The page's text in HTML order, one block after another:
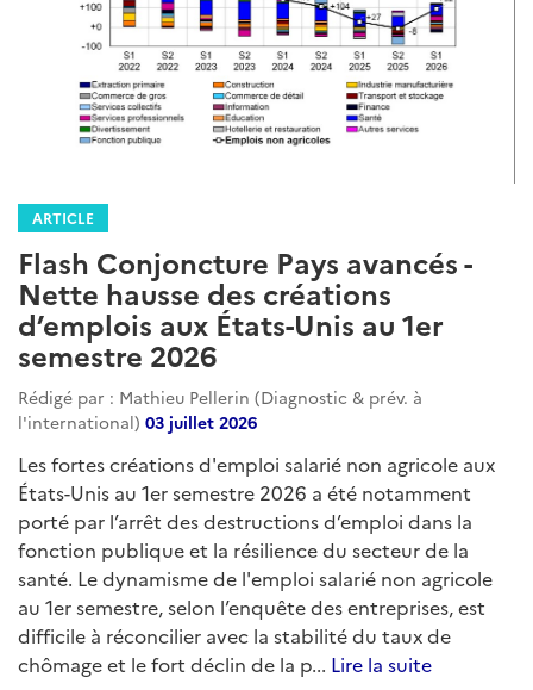
ARTICLE
Flash Conjoncture Pays avancés -
Nette hausse des créations
d’emplois aux États-Unis au 1er
semestre 2026
Rédigé par : Mathieu Pellerin (Diagnostic & prév. à
l'international) 03 juillet 2026
Les fortes créations d'emploi salarié non agricole aux
États-Unis au 1er semestre 2026 a été notamment
porté par l’arrêt des destructions d’emploi dans la
fonction publique et la résilience du secteur de la
santé. Le dynamisme de l'emploi salarié non agricole
au 1er semestre, selon l’enquête des entreprises, est
difficile à réconcilier avec la stabilité du taux de
chômage et le fort déclin de la p... Lire la suite